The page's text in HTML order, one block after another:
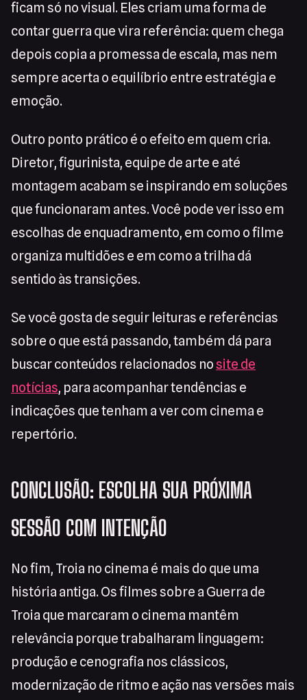
ficam só no visual. Eles criam uma forma de
contar guerra que vira referência: quem chega
depois copia a promessa de escala, mas nem
sempre acerta o equilíbrio entre estratégia e
emoção.
Outro ponto prático é o efeito em quem cria.
Diretor, figurinista, equipe de arte e até
montagem acabam se inspirando em soluções
que funcionaram antes. Você pode ver isso em
escolhas de enquadramento, em como o filme
organiza multidões e em como a trilha dá
sentido às transições.
Se você gosta de seguir leituras e referências
sobre o que está passando, também dá para
buscar conteúdos relacionados nosite de
notícias, para acompanhar tendências e
indicações que tenham a ver com cinema e
repertório.
CONCLUSÃO: ESCOLHA SUA PRÓXIMA
SESSÃO COM INTENÇÃO
No fim, Troia no cinema é mais do que uma
história antiga. Os filmes sobre a Guerra de
Troia que marcaram o cinema mantêm
relevância porque trabalharam linguagem:
produção e cenografia nos clássicos,
modernização de ritmo e ação nas versões mais